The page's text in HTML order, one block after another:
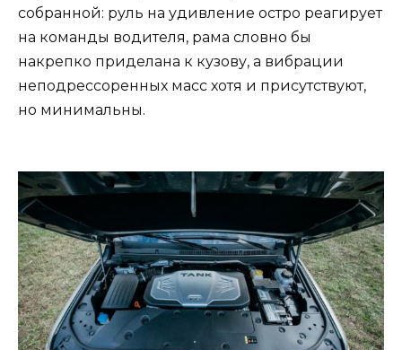
собранной: руль на удивление остро реагирует
на команды водителя, рама словно бы
накрепко приделана к кузову, а вибрации
неподрессоренных масс хотя и присутствуют,
но минимальны.